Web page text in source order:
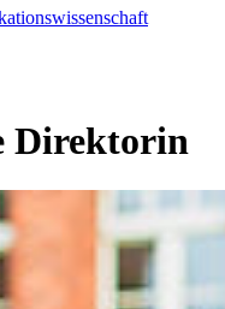
Direktorin